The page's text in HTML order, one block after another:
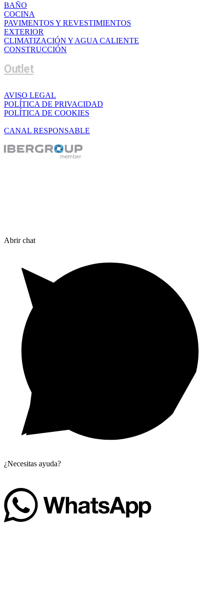
BAÑO
COCINA
PAVIMENTOS Y REVESTIMIENTOS
EXTERIOR
CLIMATIZACIÓN Y AGUA CALIENTE
CONSTRUCCIÓN
Outlet
AVISO LEGAL
POLÍTICA DE PRIVACIDAD
POLÍTICA DE COOKIES
CANAL RESPONSABLE
Abrir chat
¿Necesitas ayuda?